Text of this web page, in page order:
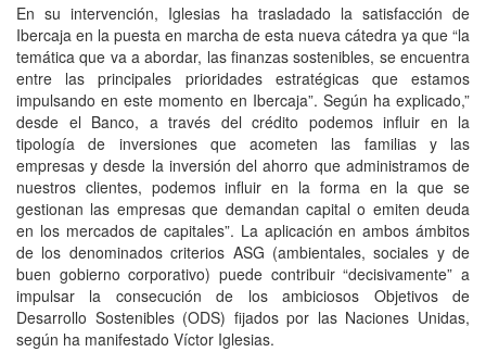
En su intervención, Iglesias ha trasladado la satisfacción de
Ibercaja en la puesta en marcha de esta nueva cátedra ya que “la
temática que va a abordar, las finanzas sostenibles, se encuentra
entre las principales prioridades estratégicas que estamos
impulsando en este momento en Ibercaja”. Según ha explicado,”
desde el Banco, a través del crédito podemos influir en la
tipología de inversiones que acometen las familias y las
empresas y desde la inversión del ahorro que administramos de
nuestros clientes, podemos influir en la forma en la que se
gestionan las empresas que demandan capital o emiten deuda
en los mercados de capitales”. La aplicación en ambos ámbitos
de los denominados criterios ASG (ambientales, sociales y de
buen gobierno corporativo) puede contribuir “decisivamente” a
impulsar la consecución de los ambiciosos Objetivos de
Desarrollo Sostenibles (ODS) fijados por las Naciones Unidas,
según ha manifestado Víctor Iglesias.